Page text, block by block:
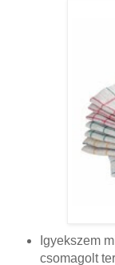
Igyekszem
csomagolt